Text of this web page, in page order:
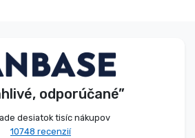
odporúčané”
desiatok tisíc nákupov
10748 recenzií